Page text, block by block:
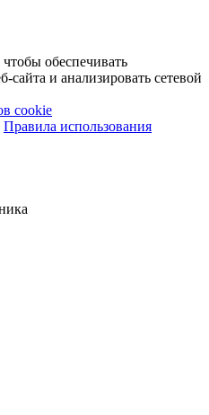
обеспечивать
и анализировать сетевой
cookie
Правила использования